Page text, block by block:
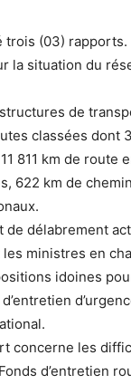
trois (03) rapports.
la situation du
de
classées dont
811 km de route
622 km de
de délabrement
ministres en
idoines
concerne les
d’entretien